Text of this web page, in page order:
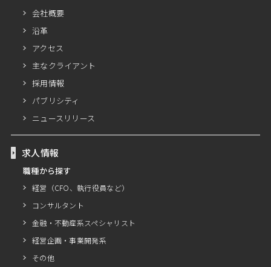
会社概要
沿革
アクセス
主なクライアント
採用情報
パブリシティ
ニュースリリース
求人情報
職種から探す
経営（CFO、執行役員など）
コンサルタント
金融・不動産系スペシャリスト
経営企画・事業開発系
その他